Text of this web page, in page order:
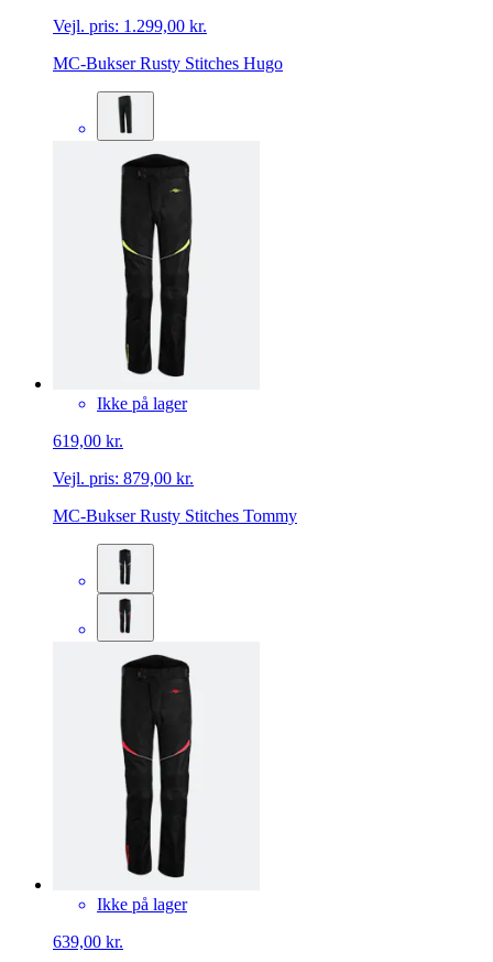
Vejl. pris: 1.299,00 kr.
MC-Bukser Rusty Stitches Hugo
Ikke på lager
619,00 kr.
Vejl. pris: 879,00 kr.
MC-Bukser Rusty Stitches Tommy
Ikke på lager
639,00 kr.